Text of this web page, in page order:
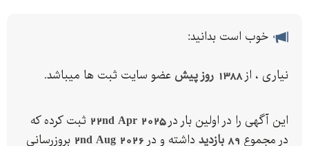
خوب است بدانید:
نیاری ، از1388 روز پیش عضو سایت ثبت ها میباشد.
این آگهی را در اولین بار در22nd Apr 2025 ثبت کرده که
در مجموع 89 بازدید داشته و در 2nd Aug 2026 بروزرسانی